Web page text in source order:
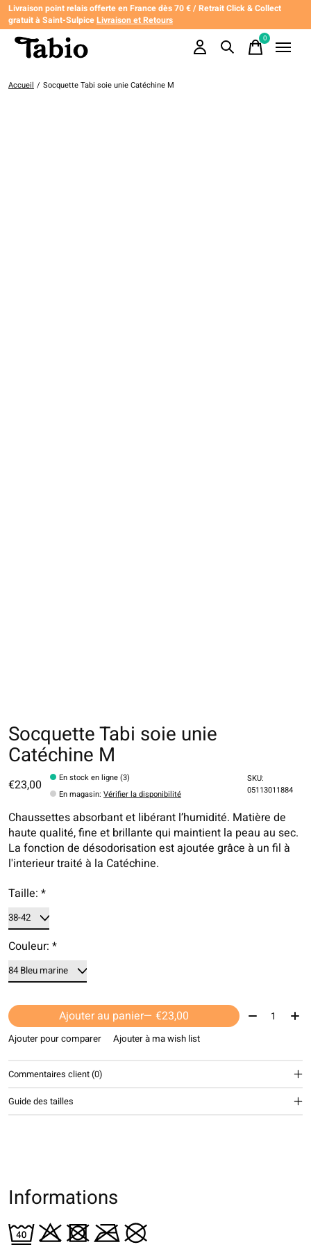
Livraison point relais offerte en France dès 70 € / Retrait Click & Collect
gratuit à Saint-SulpiceLivraison et Retours
0items
Accueil / Socquette Tabi soie unie Catéchine M
Socquette Tabi soie unie
Catéchine M
€23,00
En stock en ligne (3)
En magasin:Vérifier la disponibilité
SKU:
05113011884
Chaussettes absorbant et libérant l’humidité. Matière de
haute qualité, fine et brillante qui maintient la peau au sec.
La fonction de désodorisation est ajoutée grâce à un fil à
l'interieur traité à la Catéchine.
Taille: *
Couleur: *
Ajouter au panier — €23,00 Quantité:
Ajouter pour comparer Ajouter à ma wish list
Commentaires client (0)
Guide des tailles
Informations